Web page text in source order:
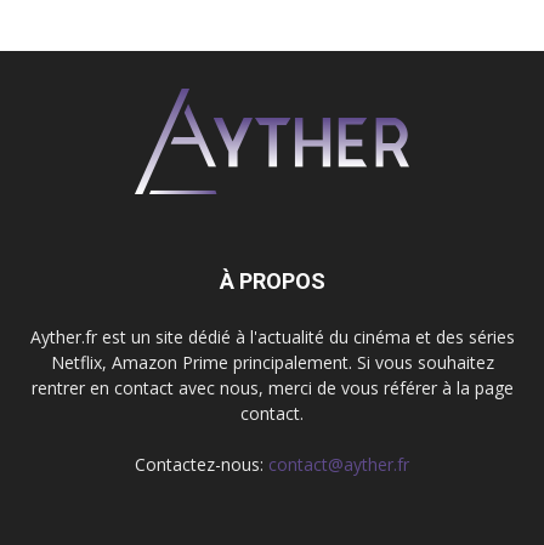
À PROPOS
Ayther.fr est un site dédié à l'actualité du cinéma et des séries
Netflix, Amazon Prime principalement. Si vous souhaitez
rentrer en contact avec nous, merci de vous référer à la page
contact.
Contactez-nous: contact@ayther.fr